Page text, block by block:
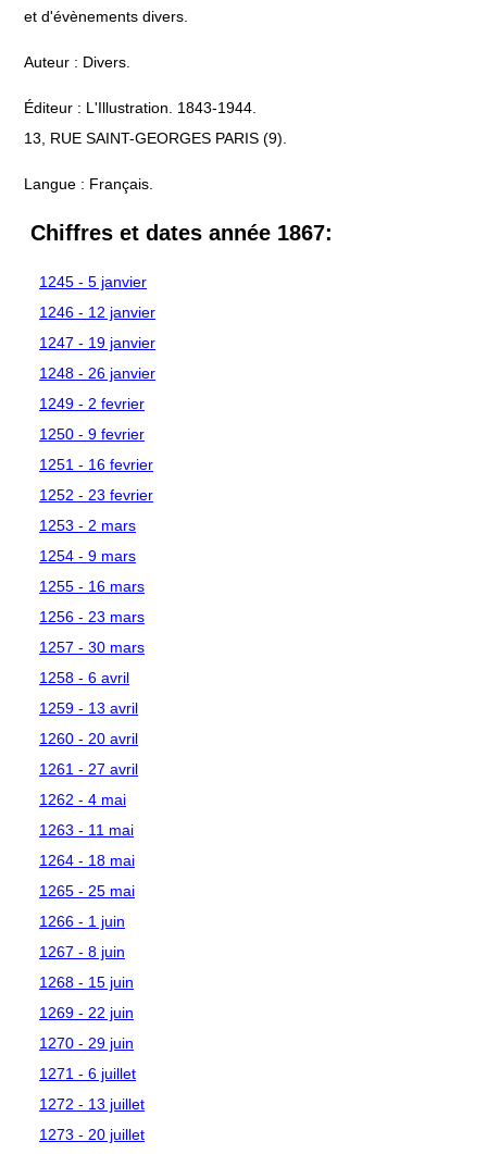
et d'évènements divers.
Auteur : Divers.
Éditeur : L'Illustration. 1843-1944.
13, RUE SAINT-GEORGES PARIS (9).
Langue : Français.
Chiffres et dates année 1867:
1245 - 5 janvier
1246 - 12 janvier
1247 - 19 janvier
1248 - 26 janvier
1249 - 2 fevrier
1250 - 9 fevrier
1251 - 16 fevrier
1252 - 23 fevrier
1253 - 2 mars
1254 - 9 mars
1255 - 16 mars
1256 - 23 mars
1257 - 30 mars
1258 - 6 avril
1259 - 13 avril
1260 - 20 avril
1261 - 27 avril
1262 - 4 mai
1263 - 11 mai
1264 - 18 mai
1265 - 25 mai
1266 - 1 juin
1267 - 8 juin
1268 - 15 juin
1269 - 22 juin
1270 - 29 juin
1271 - 6 juillet
1272 - 13 juillet
1273 - 20 juillet